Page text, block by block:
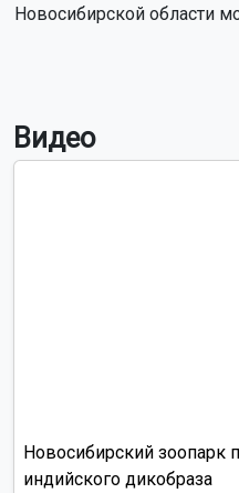
Новосибирской области
Видео
Новосибирский зоопарк
индийского дикобраза